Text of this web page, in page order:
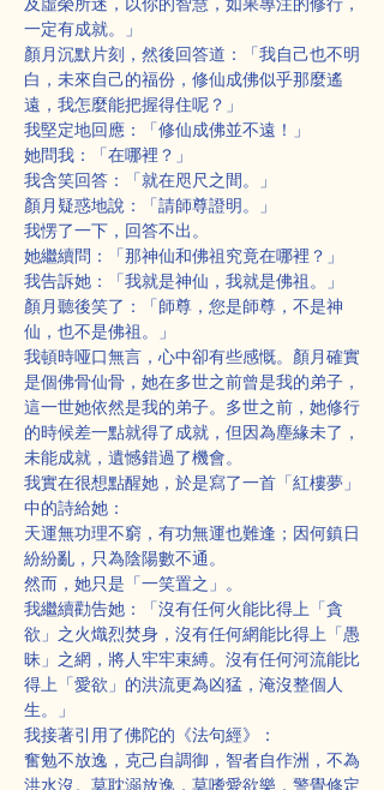
一定有成就。」
顏月沉默片刻，然後回答道：「我自己也不明
白，未來自己的福份，修仙成佛似乎那麼遙
遠，我怎麼能把握得住呢？」
我堅定地回應：「修仙成佛並不遠！」
她問我：「在哪裡？」
我含笑回答：「就在咫尺之間。」
顏月疑惑地說：「請師尊證明。」
我愣了一下，回答不出。
她繼續問：「那神仙和佛祖究竟在哪裡？」
我告訴她：「我就是神仙，我就是佛祖。」
顏月聽後笑了：「師尊，您是師尊，不是神
仙，也不是佛祖。」
我頓時哑口無言，心中卻有些感慨。顏月確實
是個佛骨仙骨，她在多世之前曾是我的弟子，
這一世她依然是我的弟子。多世之前，她修行
的時候差一點就得了成就，但因為塵緣未了，
未能成就，遺憾錯過了機會。
我實在很想點醒她，於是寫了一首「紅樓夢」
中的詩給她：
天運無功理不窮，有功無運也難逢；因何鎮日
紛紛亂，只為陰陽數不通。
然而，她只是「一笑置之」。
我繼續勸告她：「沒有任何火能比得上「貪
欲」之火熾烈焚身，沒有任何網能比得上「愚
昧」之網，將人牢牢束縛。沒有任何河流能比
得上「愛欲」的洪流更為凶猛，淹沒整個人
生。」
我接著引用了佛陀的《法句經》：
奮勉不放逸，克己自調御，智者自作洲，不為
洪水沒。莫耽溺放逸，莫嗜愛欲樂，警覺修定